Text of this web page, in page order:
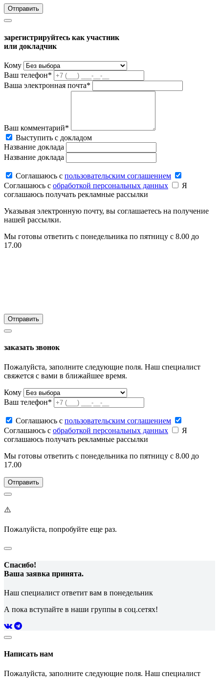
зарегистрируйтесь как участник
или докладчик
Кому
Ваш телефон*
Ваша электронная почта*
Ваш комментарий*
Выступить с докладом
Название доклада
Название доклада
Соглашаюсь c пользовательским соглашением
Соглашаюсь c обработкой персональных данных
Я
соглашаюсь получать рекламные рассылки
Указывая электронную почту, вы соглашаетесь на получение
нашей рассылки.
Мы готовы ответить с понедельника по пятницу с 8.00 до
17.00
заказать звонок
Пожалуйста, заполните следующие поля. Наш специалист
свяжется с вами в ближайшее время.
Кому
Ваш телефон*
Соглашаюсь c пользовательским соглашением
Соглашаюсь c обработкой персональных данных
Я
соглашаюсь получать рекламные рассылки
Мы готовы ответить с понедельника по пятницу с 8.00 до
17.00
⚠️
Пожалуйста, попробуйте еще раз.
Спасибо!
Ваша заявка принята.
Наш специалист ответит вам в понедельник
А пока вступайте в наши группы в соц.сетях!
Написать нам
Пожалуйста, заполните следующие поля. Наш специалист